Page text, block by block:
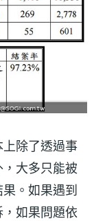
除了透過事
大多只能被
。如果遇到
如果問題依